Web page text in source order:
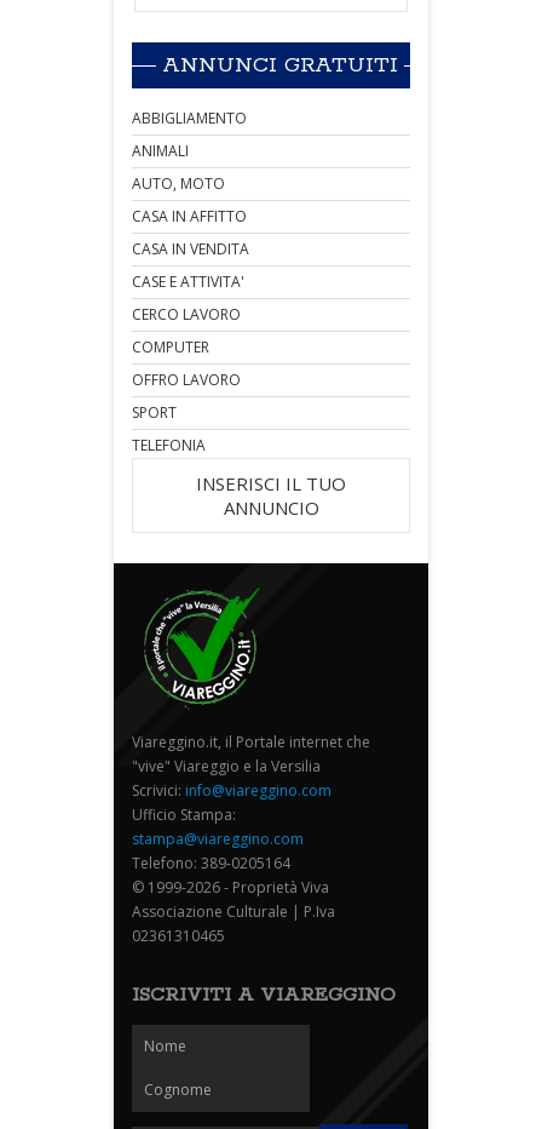
ANNUNCI GRATUITI
ABBIGLIAMENTO
ANIMALI
AUTO, MOTO
CASA IN AFFITTO
CASA IN VENDITA
CASE E ATTIVITA'
CERCO LAVORO
COMPUTER
OFFRO LAVORO
SPORT
TELEFONIA
INSERISCI IL TUO
ANNUNCIO
Viareggino.it, il Portale internet che
"vive" Viareggio e la Versilia
Scrivici: info@viareggino.com
Ufficio Stampa:
stampa@viareggino.com
Telefono: 389-0205164
© 1999-2026 - Proprietà Viva
Associazione Culturale | P.Iva
02361310465
ISCRIVITI A VIAREGGINO